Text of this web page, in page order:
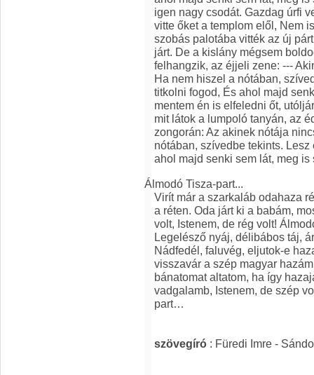
igen nagy csodát. Gazdag úrfi
vitte őket a templom elől, Nem
szobás palotába vitték az új
járt. De a kislány mégsem
felhangzik, az éjjeli zene: ---
Ha nem hiszel a nótában,
titkolni fogod, És ahol majd
mentem én is elfeledni őt,
mit látok a lumpoló tanyán, az
zongorán: Az akinek nótája
nótában, szívedbe tekints.
ahol majd senki sem lát, meg is
Álmodó Tisza-part...
Virít már a szarkaláb odahaza
a réten. Oda járt ki a babám,
volt, Istenem, de rég volt!
Legelésző nyáj, délibábos táj,
Nádfedél, faluvég, eljutok-e
visszavár a szép magyar
bánatomat altatom, ha így
vadgalamb, Istenem, de szép
part…
szövegíró : Füredi Imre -